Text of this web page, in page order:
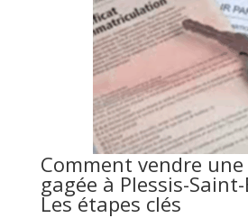
Comment vendre
gagée à Plessis-
Les étapes clés